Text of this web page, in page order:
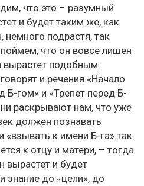
что это – разумный
и будет таким же, как
немного подрастя, так
что он вовсе лишен
вырастет подобным
и речения «Начало
Б-гом» и «Трепет перед Б-
раскрывают нам, что уже
должен познавать
«взывать к имени Б-га» так
к отцу и матери, – тогда
вырастет и будет
знание до «цели», до